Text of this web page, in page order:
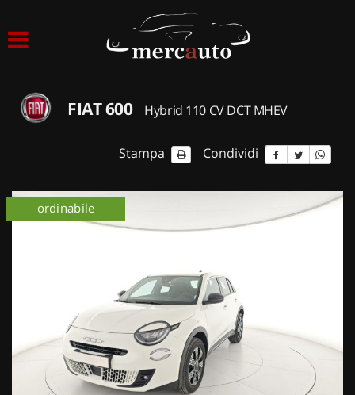
ACQUISTIAMO USATO
NOLEGGIO AUTO
NOLEGGIO BREVE TERMINE
CONTATTI
FIAT 600 Hybrid 110 CV DCT MHEV
Stampa Condividi
ordinabile